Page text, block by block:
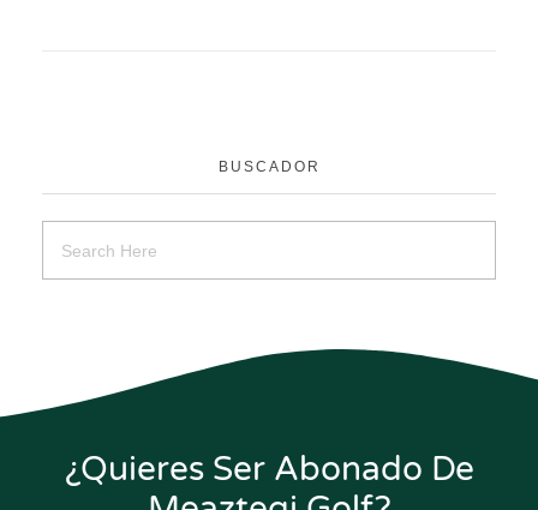
BUSCADOR
¿Quieres Ser Abonado De